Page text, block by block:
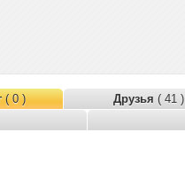
( 0 ) Друзья ( 41 )